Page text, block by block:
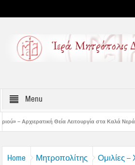
Menu
Θεία Λειτουργία στα Καλά Νερά
Home Μητροπολίτης Ομιλίες –